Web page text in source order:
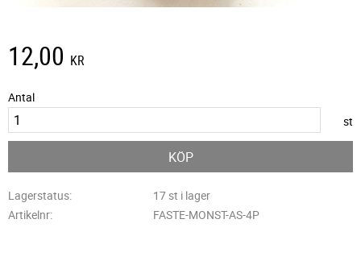
12,00 KR
Antal
st
KÖP
Lagerstatus
17 st i lager
Artikelnr
FASTE-MONST-AS-4P